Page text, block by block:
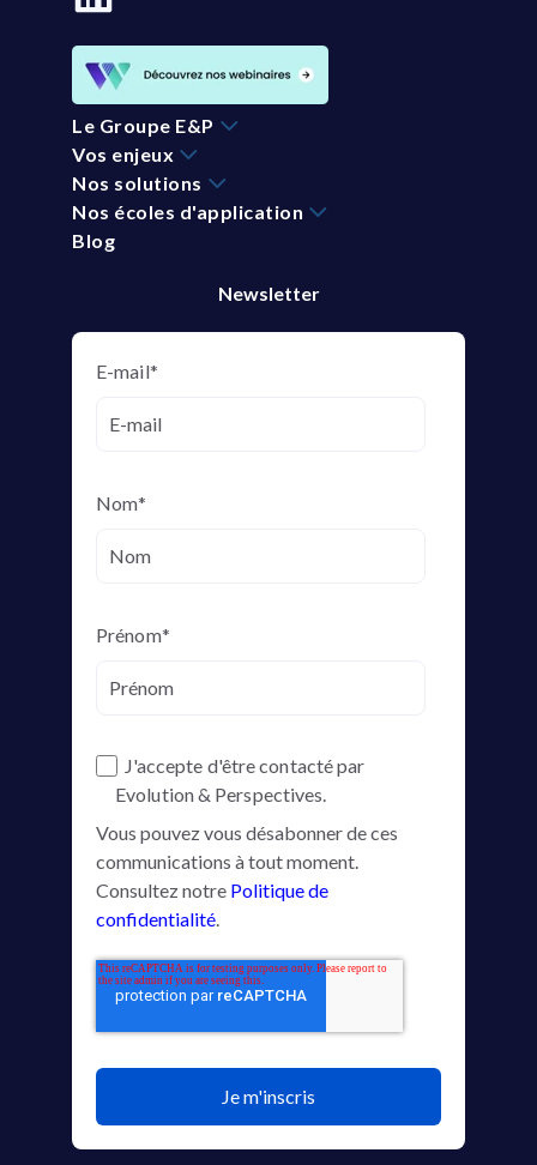
Le Groupe E&P
Vos enjeux
Nos solutions
Nos écoles d'application
Blog
Newsletter
E-mail*
Nom*
Prénom*
J'accepte d'être contacté par
Evolution & Perspectives.
Vous pouvez vous désabonner de ces
communications à tout moment.
Consultez notre Politique de
confidentialité.